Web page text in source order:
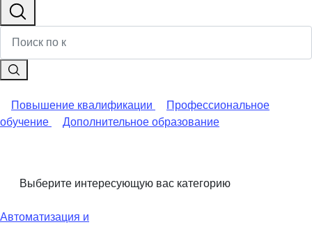
Повышение квалификации
Профессиональное
обучение
Дополнительное образование
Выберите интересующую вас категорию
Автоматизация и